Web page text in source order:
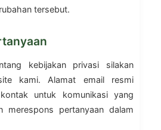
tersebut.
kebijakan privasi silakan
kami. Alamat email resmi
untuk komunikasi yang
merespons pertanyaan dalam